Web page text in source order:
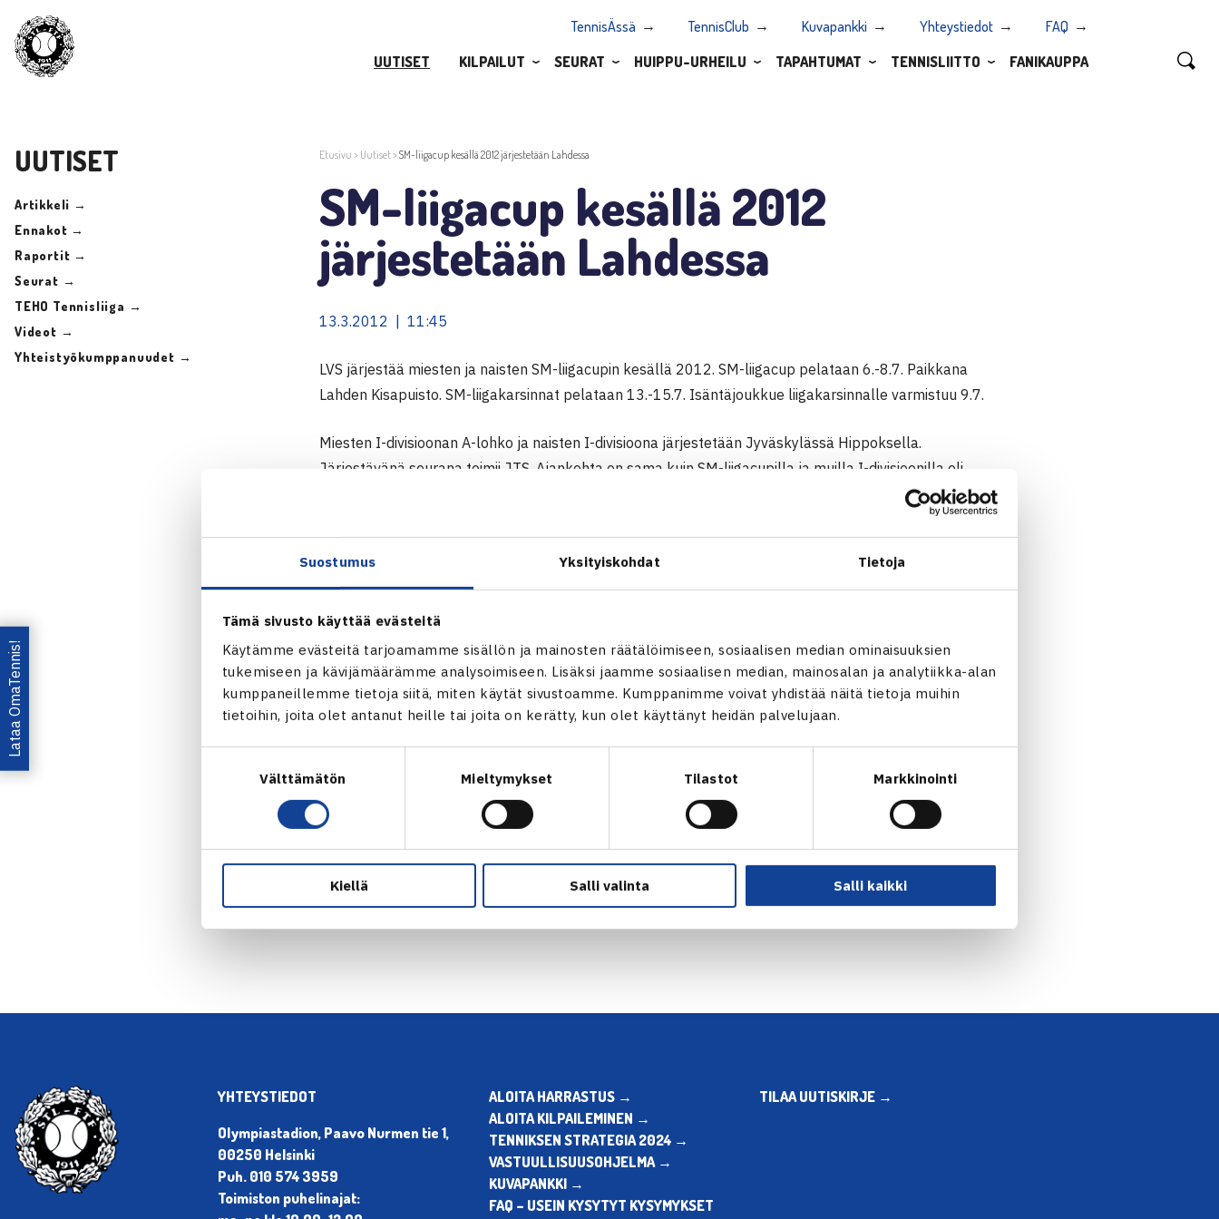
Suostumus Yksityiskohdat Tietoja
Tämä sivusto käyttää evästeitä
Käytämme evästeitä tarjoamamme sisällön ja mainosten räätälöimiseen, sosiaalisen median ominaisuuksien
tukemiseen ja kävijämäärämme analysoimiseen. Lisäksi jaamme sosiaalisen median, mainosalan ja analytiikka-alan
kumppaneillemme tietoja siitä, miten käytät sivustoamme. Kumppanimme voivat yhdistää näitä tietoja muihin
tietoihin, joita olet antanut heille tai joita on kerätty, kun olet käyttänyt heidän palvelujaan.
Välttämätön Mieltymykset Tilastot Markkinointi
Kiellä Salli valinta Salli kaikki
TennisÄssä TennisClub Kuvapankki Yhteystiedot
FAQ
UUTISET
KILPAILUT SEURAT HUIPPU-URHEILU TAPAHTUMAT TENNISLIITTO FANIKAUPPA
UUTISET
Artikkeli →
Ennakot →
Raportit →
Seurat →
TEHO Tennisliiga →
Videot →
Yhteistyökumppanuudet →
Etusivu > Uutiset>SM-liigacup kesällä 2012 järjestetään Lahdessa
SM-liigacup kesällä 2012
järjestetään Lahdessa
13.3.2012 | 11:45
LVS järjestää miesten ja naisten SM-liigacupin kesällä 2012. SM-liigacup pelataan 6.-8.7. Paikkana
Lahden Kisapuisto. SM-liigakarsinnat pelataan 13.-15.7. Isäntäjoukkue liigakarsinnalle varmistuu 9.7.
Miesten I-divisioonan A-lohko ja naisten I-divisioona järjestetään Jyväskylässä Hippoksella.
Järjestävänä seurana toimii JTS. Ajankohta on sama kuin SM-liigacupilla ja muilla I-divisioonilla eli
6.-8.7. Miesten I-divisioonan B-lohko pelataan Hämeenlinnassa Aulangon tenniskentillä VT:n toimiessa
Miesten II-divisioonan keskitetty B-lohko pelataan Rovaniemellä RoVSin toimiessa isäntänä.
Peliajankohta on sama eli 6.-8.7. Miesten II-divisioonan A-lohkoa ei hakenut järjestettäväkseen
yksinään seura, joten sen kohdalla jatketaan hakuaikaa.
Lisätietoa SM-liigacupista ja divisioonista Elmo Viljaselta, 09-3481 2564 taielmo.viljanen@tennis.fi .
Jaa:
← Edellinen Seuraava uutinen: Nelinpelipari voitti Heliövaaran… →
Lataa OmaTennis!
YHTEYSTIEDOT
Olympiastadion, Paavo Nurmen tie 1,
00250 Helsinki
Puh. 010 574 3959
Toimiston puhelinajat:
ALOITA HARRASTUS →
ALOITA KILPAILEMINEN →
TENNIKSEN STRATEGIA 2024 →
VASTUULLISUUSOHJELMA →
KUVAPANKKI →
FAQ – USEIN KYSYTYT KYSYMYKSET
TILAA UUTISKIRJE →